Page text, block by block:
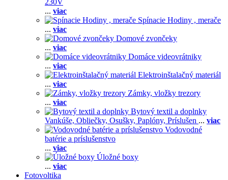
230V
... viac
Spínacie Hodiny , merače
... viac
Domové zvončeky
... viac
Domáce videovrátniky
... viac
Elektroinštalačný materiál
... viac
Zámky, vložky trezory
... viac
Bytový textil a doplnky
Vankúše, Obliečky, Osušky, Paplóny, Príslušen ... viac
Vodovodné
batérie a príslušenstvo
... viac
Úložné boxy
... viac
Fotovoltika